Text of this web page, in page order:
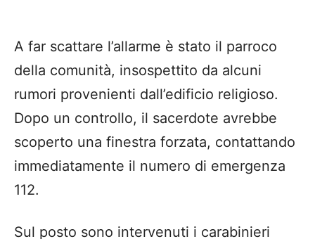
A far scattare l’allarme è stato il parroco
della comunità, insospettito da alcuni
rumori provenienti dall’edificio religioso.
Dopo un controllo, il sacerdote avrebbe
scoperto una finestra forzata, contattando
immediatamente il numero di emergenza
112.
Sul posto sono intervenuti i carabinieri